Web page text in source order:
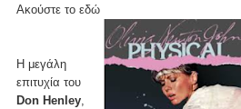
Ακούστε το εδώ
Η μεγάλη
επιτυχία του
Don Henley,